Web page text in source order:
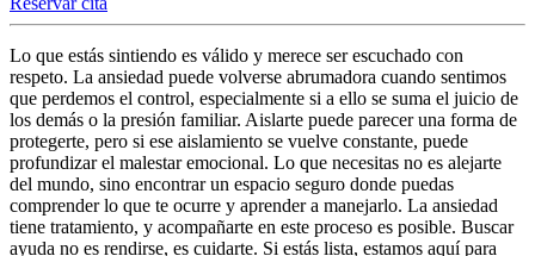
Lo que estás sintiendo es válido y merece ser escuchado con
respeto. La ansiedad puede volverse abrumadora cuando sentimos
que perdemos el control, especialmente si a ello se suma el juicio de
los demás o la presión familiar. Aislarte puede parecer una forma de
protegerte, pero si ese aislamiento se vuelve constante, puede
profundizar el malestar emocional. Lo que necesitas no es alejarte
del mundo, sino encontrar un espacio seguro donde puedas
comprender lo que te ocurre y aprender a manejarlo. La ansiedad
tiene tratamiento, y acompañarte en este proceso es posible. Buscar
ayuda no es rendirse, es cuidarte. Si estás lista, estamos aquí para